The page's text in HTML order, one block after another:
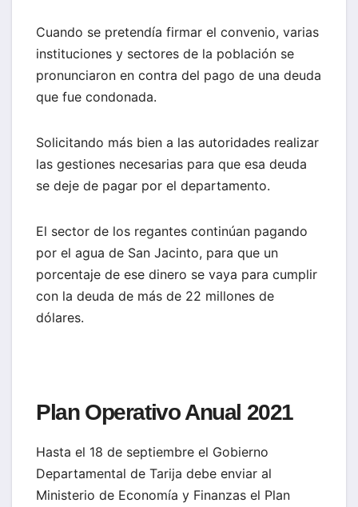
Cuando se pretendía firmar el convenio, varias
instituciones y sectores de la población se
pronunciaron en contra del pago de una deuda
que fue condonada.
Solicitando más bien a las autoridades realizar
las gestiones necesarias para que esa deuda
se deje de pagar por el departamento.
El sector de los regantes continúan pagando
por el agua de San Jacinto, para que un
porcentaje de ese dinero se vaya para cumplir
con la deuda de más de 22 millones de
dólares.
Plan Operativo Anual 2021
Hasta el 18 de septiembre el Gobierno
Departamental de Tarija debe enviar al
Ministerio de Economía y Finanzas el Plan